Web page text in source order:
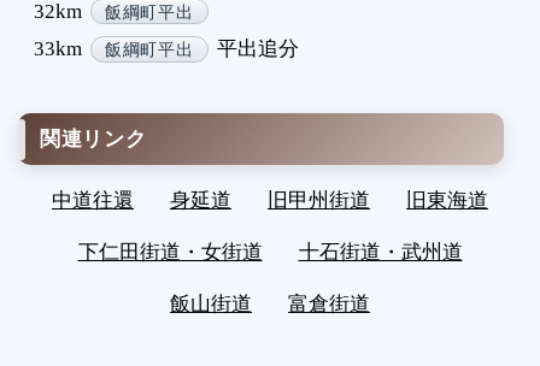
32km 飯綱町平出
33km 飯綱町平出 平出追分
関連リンク
中道往還 身延道 旧甲州街道 旧東海道
下仁田街道・女街道 十石街道・武州道
飯山街道 富倉街道